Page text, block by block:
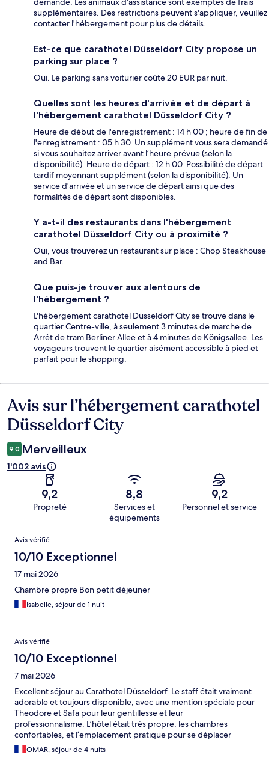
supplémentaires. Des restrictions peuvent s'appliquer, veuillez
contacter l'hébergement pour plus de détails.
Est-ce que carathotel Düsseldorf City propose un
parking sur place ?
Oui. Le parking sans voiturier coûte 20 EUR par nuit.
Quelles sont les heures d'arrivée et de départ à
l'hébergement carathotel Düsseldorf City ?
Heure de début de l'enregistrement : 14 h 00 ; heure de fin de
l'enregistrement : 05 h 30. Un supplément vous sera demandé
si vous souhaitez arriver avant l’heure prévue (selon la
disponibilité). Heure de départ : 12 h 00. Possibilité de départ
tardif moyennant supplément (selon la disponibilité). Un
service d'arrivée et un service de départ ainsi que des
formalités de départ sont disponibles.
Y a-t-il des restaurants dans l'hébergement
carathotel Düsseldorf City ou à proximité ?
Oui, vous trouverez un restaurant sur place : Chop Steakhouse
and Bar.
Que puis-je trouver aux alentours de
l'hébergement ?
L'hébergement carathotel Düsseldorf City se trouve dans le
quartier Centre-ville, à seulement 3 minutes de marche de
Arrêt de tram Berliner Allee et à 4 minutes de Königsallee. Les
voyageurs trouvent le quartier aisément accessible à pied et
parfait pour le shopping.
Avis
Avis sur l’hébergement carathotel
Düsseldorf City
9,0 Merveilleux
1'002 avis
9,2
Propreté
8,8
Services et
équipements
9,2
Personnel et service
Avis
Avis vérifié
10/10 Exceptionnel
17 mai 2026
Chambre propre Bon petit déjeuner
Isabelle, séjour de 1 nuit
Avis vérifié
10/10 Exceptionnel
7 mai 2026
Excellent séjour au Carathotel Düsseldorf. Le staff était vraiment
adorable et toujours disponible, avec une mention spéciale pour
Theodore et Safa pour leur gentillesse et leur
professionnalisme. L’hôtel était très propre, les chambres
confortables, et l’emplacement pratique pour se déplacer
facilement. Je recommande sans hésitation.
OMAR, séjour de 4 nuits